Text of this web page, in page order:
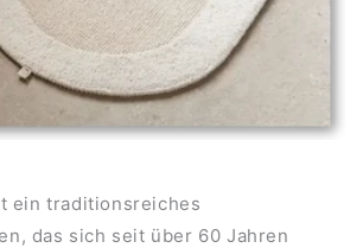
ein traditionsreiches
das sich seit über 60 Jahren